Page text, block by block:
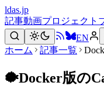
ldas.jp
記事動画プロジェクト
EN
ホーム
記事一覧
🐡Docker版の